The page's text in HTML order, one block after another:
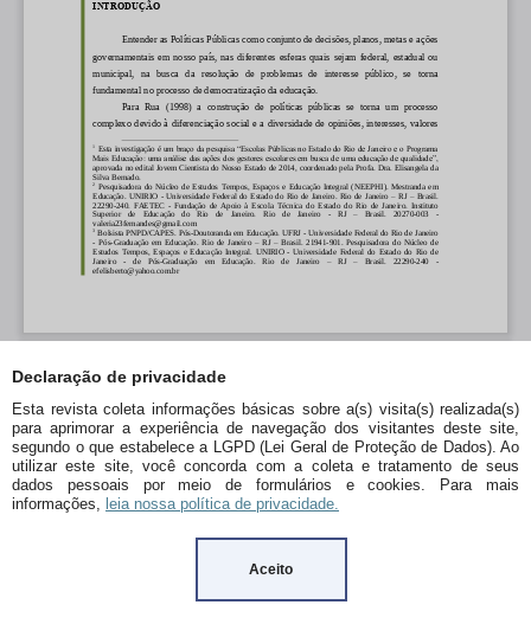
Declaração de privacidade
Esta revista coleta informações básicas sobre a(s) visita(s) realizada(s)
para aprimorar a experiência de navegação dos visitantes deste site,
segundo o que estabelece a LGPD (Lei Geral de Proteção de Dados). Ao
utilizar este site, você concorda com a coleta e tratamento de seus
dados pessoais por meio de formulários e cookies. Para mais
informações, leia nossa política de privacidade.
Aceito